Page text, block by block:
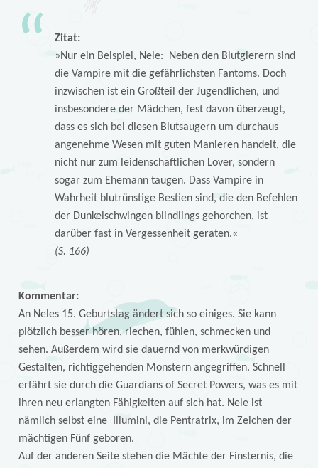
Zitat:
»Nur ein Beispiel, Nele: Neben den Blutgierern sind
die Vampire mit die gefährlichsten Fantoms. Doch
inzwischen ist ein Großteil der Jugendlichen, und
insbesondere der Mädchen, fest davon überzeugt,
dass es sich bei diesen Blutsaugern um durchaus
angenehme Wesen mit guten Manieren handelt, die
nicht nur zum leidenschaftlichen Lover, sondern
sogar zum Ehemann taugen. Dass Vampire in
Wahrheit blutrünstige Bestien sind, die den Befehlen
der Dunkelschwingen blindlings gehorchen, ist
darüber fast in Vergessenheit geraten.«
(S. 166)
Kommentar:
An Neles 15. Geburtstag ändert sich so einiges. Sie kann
plötzlich besser hören, riechen, fühlen, schmecken und
sehen. Außerdem wird sie dauernd von merkwürdigen
Gestalten, richtiggehenden Monstern angegriffen. Schnell
erfährt sie durch die Guardians of Secret Powers, was es mit
ihren neu erlangten Fähigkeiten auf sich hat. Nele ist
nämlich selbst eine Illumini, die Pentratrix, im Zeichen der
mächtigen Fünf geboren.
Auf der anderen Seite stehen die Mächte der Finsternis, die